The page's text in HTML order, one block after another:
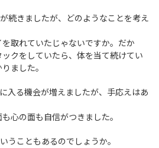
続きましたが、どのようなことを考え
取れていたじゃないですか。だか
クをしていたら、体を当て続けてい
ました。
入る機会が増えましたが、手応えはあ
心の面も自信がつきました。
うこともあるのでしょうか。